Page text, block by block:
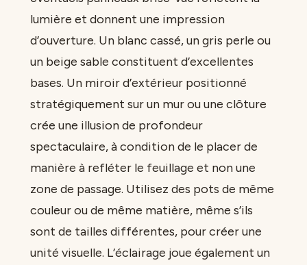
lumière et donnent une impression
d’ouverture. Un blanc cassé, un gris perle ou
un beige sable constituent d’excellentes
bases. Un miroir d’extérieur positionné
stratégiquement sur un mur ou une clôture
crée une illusion de profondeur
spectaculaire, à condition de le placer de
manière à refléter le feuillage et non une
zone de passage. Utilisez des pots de même
couleur ou de même matière, même s’ils
sont de tailles différentes, pour créer une
unité visuelle. L’éclairage joue également un